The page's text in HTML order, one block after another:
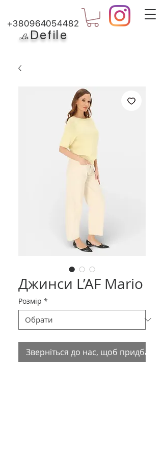
La Defile
+380964054482
Джинси L’AF Mario
Розмір *
Зверніться до нас, щоб придбати